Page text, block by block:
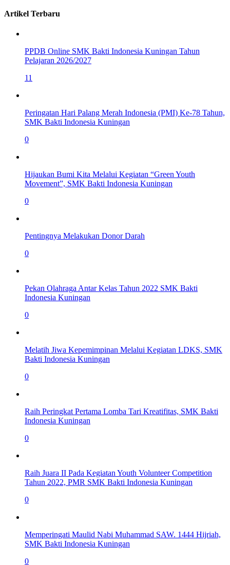
Artikel Terbaru
PPDB Online SMK Bakti Indonesia Kuningan Tahun
Pelajaran 2026/2027
11
Peringatan Hari Palang Merah Indonesia (PMI) Ke-78 Tahun,
SMK Bakti Indonesia Kuningan
0
Hijaukan Bumi Kita Melalui Kegiatan “Green Youth
Movement”, SMK Bakti Indonesia Kuningan
0
Pentingnya Melakukan Donor Darah
0
Pekan Olahraga Antar Kelas Tahun 2022 SMK Bakti
Indonesia Kuningan
0
Melatih Jiwa Kepemimpinan Melalui Kegiatan LDKS, SMK
Bakti Indonesia Kuningan
0
Raih Peringkat Pertama Lomba Tari Kreatifitas, SMK Bakti
Indonesia Kuningan
0
Raih Juara II Pada Kegiatan Youth Volunteer Competition
Tahun 2022, PMR SMK Bakti Indonesia Kuningan
0
Memperingati Maulid Nabi Muhammad SAW. 1444 Hijriah,
SMK Bakti Indonesia Kuningan
0